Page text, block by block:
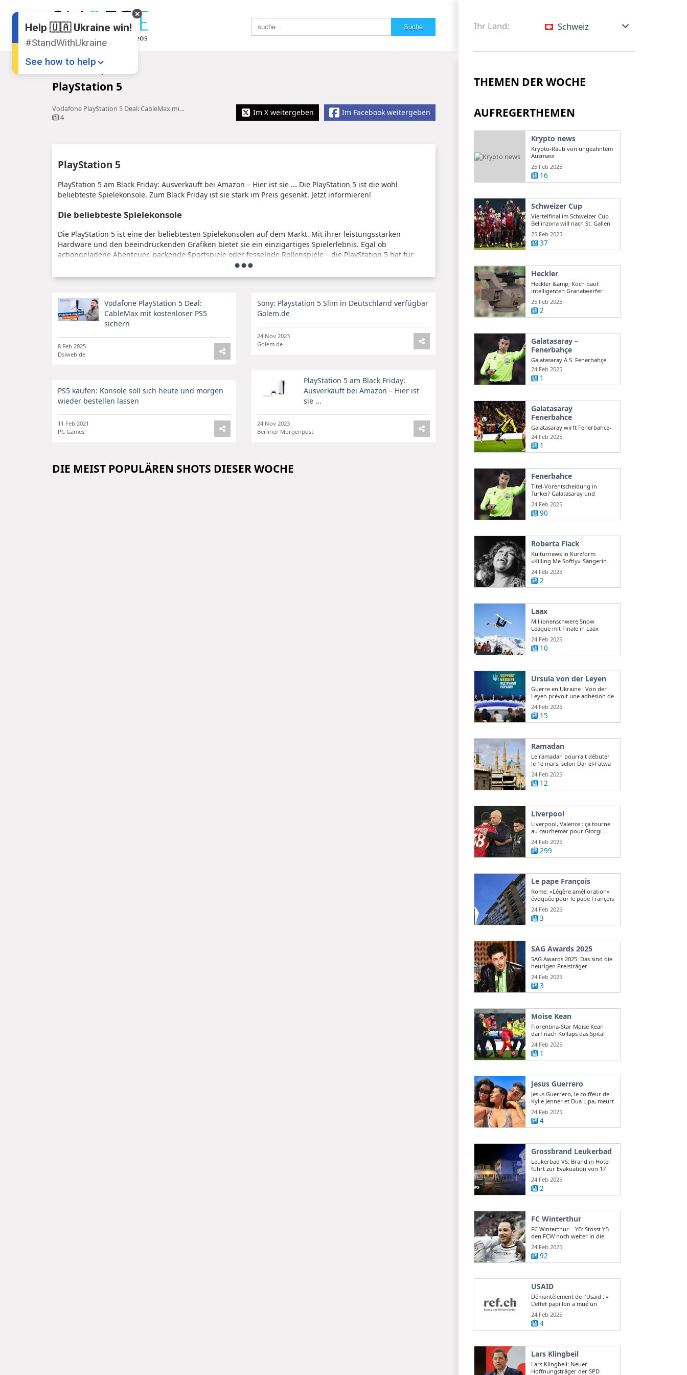
Ihr Land: Schweiz
PlayStation 5
Vodafone PlayStation 5 Deal: CableMax mit kostenloser PS5 sichern
4
Im Facebook weitergeben
Im X weitergeben
PlayStation 5
PlayStation 5 am Black Friday: Ausverkauft bei Amazon – Hier ist sie ... Die PlayStation 5 ist die wohl
beliebteste Spielekonsole. Zum Black Friday ist sie stark im Preis gesenkt. Jetzt informieren!
Die beliebteste Spielekonsole
Die PlayStation 5 ist eine der beliebtesten Spielekonsolen auf dem Markt. Mit ihrer leistungsstarken
Hardware und den beeindruckenden Grafiken bietet sie ein einzigartiges Spielerlebnis. Egal ob
actiongeladene Abenteuer, packende Sportspiele oder fesselnde Rollenspiele – die PlayStation 5 hat für
Zum Black Friday gibt es zahlreiche Angebote für die PlayStation 5. Viele Händler haben den Preis stark
reduziert, um den Kunden ein besonderes Schnäppchen zu ermöglichen. Besonders bei Online-Händlern
wie Amazon sind die Konsolen jedoch schnell ausverkauft. Daher lohnt es sich, frühzeitig nach den besten
Vodafone PlayStation 5 Deal:
CableMax mit kostenloser PS5
sichern
8 Feb 2025
Dslweb.de
Sony: Playstation 5 Slim in Deutschland verfügbar
Golem.de
24 Nov 2023
Golem.de
PlayStation 5 am Black Friday:
Ausverkauft bei Amazon – Hier ist
sie ...
24 Nov 2023
Berliner Morgenpost
PS5 kaufen: Konsole soll sich heute und morgen
wieder bestellen lassen
11 Feb 2021
PC Games
DIE MEIST POPULÄREN SHOTS DIESER WOCHE
THEMEN DER WOCHE
AUFREGERTHEMEN
Krypto news
Krypto-Raub von ungeahntem
Ausmass
25 Feb 2025
16
Schweizer Cup
Viertelfinal im Schweizer Cup
Bellinzona will nach St. Gallen
auch ...
25 Feb 2025
37
Heckler
Heckler &amp; Koch baut
intelligenten Granatwerfer
gegen Drohnen
25 Feb 2025
2
Galatasaray –
Fenerbahçe
Galatasaray A.S. Fenerbahçe
A.S. en direct Süper Lig turque
...
24 Feb 2025
1
Galatasaray
Fenerbahce
Galatasaray wirft Fenerbahce-
Coach Mourinho Rassismus
vor
24 Feb 2025
1
Fenerbahce
Titel-Vorentscheidung in
Türkei? Galatasaray und
Fenerbahce ...
24 Feb 2025
90
Roberta Flack
Kulturnews in Kurzform
«Killing Me Softly»-Sängerin
Roberta Flack ...
24 Feb 2025
2
Laax
Millionenschwere Snow
League mit Finale in Laax
24 Feb 2025
10
Ursula von der Leyen
Guerre en Ukraine : Von der
Leyen prévoit une adhésion de
l ...
24 Feb 2025
15
Ramadan
Le ramadan pourrait débuter
le 1e mars, selon Dar el-Fatwa
24 Feb 2025
12
Liverpool
Liverpool, Valence : ça tourne
au cauchemar pour Giorgi ...
24 Feb 2025
299
Le pape François
Rome: «Légère amélioration»
évoquée pour le pape François
24 Feb 2025
3
SAG Awards 2025
SAG Awards 2025: Das sind die
heurigen Preisträger
24 Feb 2025
3
Moise Kean
Fiorentina-Star Moise Kean
darf nach Kollaps das Spital
verlassen
24 Feb 2025
1
Jesus Guerrero
Jesus Guerrero, le coiffeur de
Kylie Jenner et Dua Lipa, meurt
...24 Feb 2025
4
Grossbrand Leukerbad
Leukerbad VS: Brand in Hotel
führt zur Evakuation von 17
Gästen
24 Feb 2025
2
FC Winterthur
FC Winterthur – YB: Stösst YB
den FCW noch weiter in die
Krise?
24 Feb 2025
92
USAID
Démantèlement de l'Usaid : «
L'effet papillon a mué un
scandale d ...
24 Feb 2025
4
Lars Klingbeil
Lars Klingbeil: Neuer
Hoffnungsträger der SPD
Help 🇺🇦 Ukraine win!
#StandWithUkraine
See how to help
Share this widget
📌